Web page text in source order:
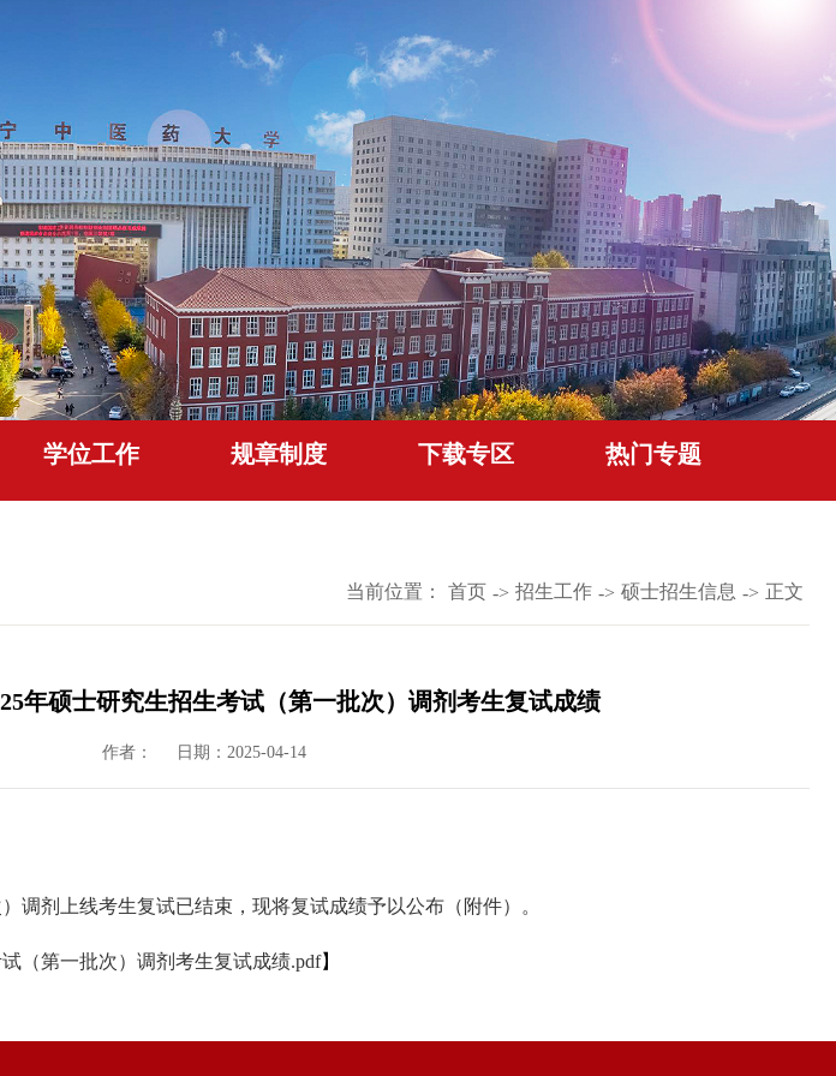
学位工作 规章制度 下载专区 热门专题
当前位置： 首页 -> 招生工作 -> 硕士招生信息 -> 正文
年硕士研究生招生考试（第一批次）调剂考生复试成绩
作者： 日期：2025-04-14
调剂上线考生复试已结束，现将复试成绩予以公布（附件）。
（第一批次）调剂考生复试成绩.pdf】